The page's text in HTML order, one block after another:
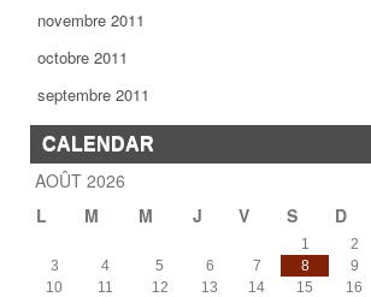
novembre 2011
octobre 2011
septembre 2011
CALENDAR
AOÛT 2026
L
M M J V S D
1
2
3
4 5 6 7 8
9
10
11 12 13 14 15
16